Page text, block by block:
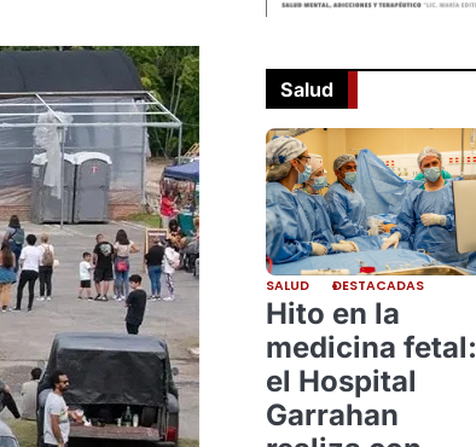
Salud
SALUD DESTACADAS
Hito en la
medicina fetal:
el Hospital
Garrahan